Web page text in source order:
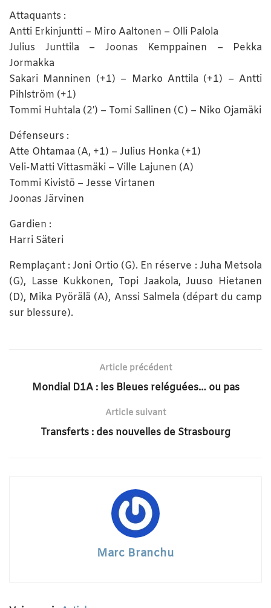
Attaquants :
Antti Erkinjuntti – Miro Aaltonen – Olli Palola
Julius Junttila – Joonas Kemppainen – Pekka
Jormakka
Sakari Manninen (+1) – Marko Anttila (+1) – Antti
Pihlström (+1)
Tommi Huhtala (2′) – Tomi Sallinen (C) – Niko Ojamäki
Défenseurs :
Atte Ohtamaa (A, +1) – Julius Honka (+1)
Veli-Matti Vittasmäki – Ville Lajunen (A)
Tommi Kivistö – Jesse Virtanen
Joonas Järvinen
Gardien :
Harri Säteri
Remplaçant : Joni Ortio (G). En réserve : Juha Metsola
(G), Lasse Kukkonen, Topi Jaakola, Juuso Hietanen
(D), Mika Pyörälä (A), Anssi Salmela (départ du camp
sur blessure).
Article précédent
Mondial D1A : les Bleues reléguées… ou pas
Article suivant
Transferts : des nouvelles de Strasbourg
Marc Branchu